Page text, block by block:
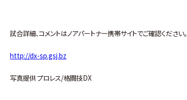
試合詳細、コメントはノアパートナー携帯サイトでご確認ください。
http://dx-sp.gsj.bz
写真提供 プロレス/格闘技DX